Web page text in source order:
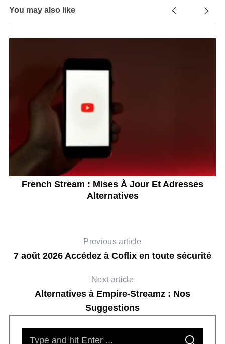
You may also like
French Stream : Mises À Jour Et Adresses
Alternatives
Previous article
7 août 2026 Accédez à Coflix en toute sécurité
Next article
Alternatives à Empire-Streamz : Nos
Suggestions